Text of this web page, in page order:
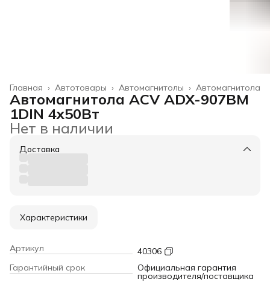
Автомагнитола
Автомагнитолы ›
Автотовары ›
Главная ›
Автомагнитола ACV ADX-907BM
1DIN 4x50Вт
Нет в наличии
Доставка
Характеристики
Артикул
40306
Гарантийный срок
Официальная гарантия
производителя/поставщика